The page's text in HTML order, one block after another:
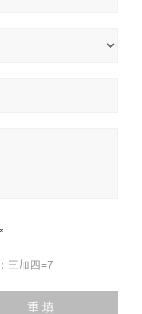
三加四=7